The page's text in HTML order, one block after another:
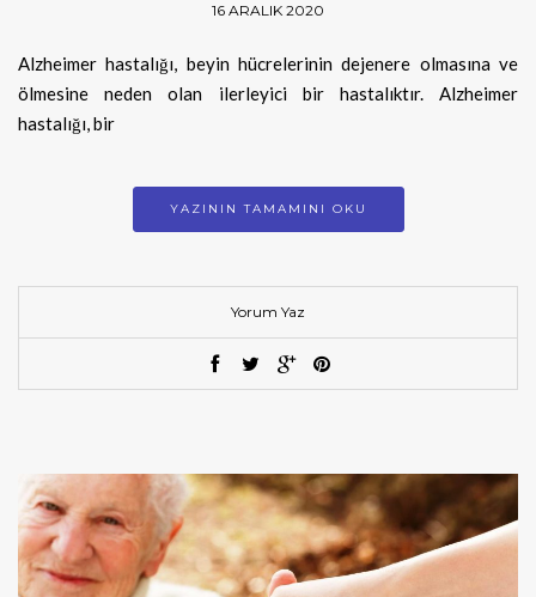
16 ARALIK 2020
Alzheimer hastalığı, beyin hücrelerinin dejenere olmasına ve
ölmesine neden olan ilerleyici bir hastalıktır. Alzheimer
hastalığı, bir
YAZININ TAMAMINI OKU
Yorum Yaz